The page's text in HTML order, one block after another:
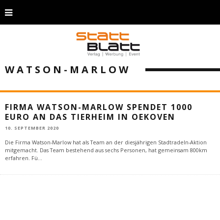
WATSON-MARLOW
FIRMA WATSON-MARLOW SPENDET 1000
EURO AN DAS TIERHEIM IN OEKOVEN
10. SEPTEMBER 2020
Die Firma Watson-Marlow hat als Team an der diesjährigen Stadtradeln-Aktion
mitgemacht. Das Team bestehend aus sechs Personen, hat gemeinsam 800km
erfahren. Fü...